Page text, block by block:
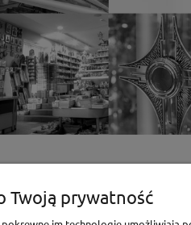
Zamówienia
Twoją prywatność